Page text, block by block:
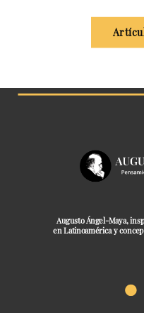
Augusto Ángel-Maya,
en Latinoamérica y